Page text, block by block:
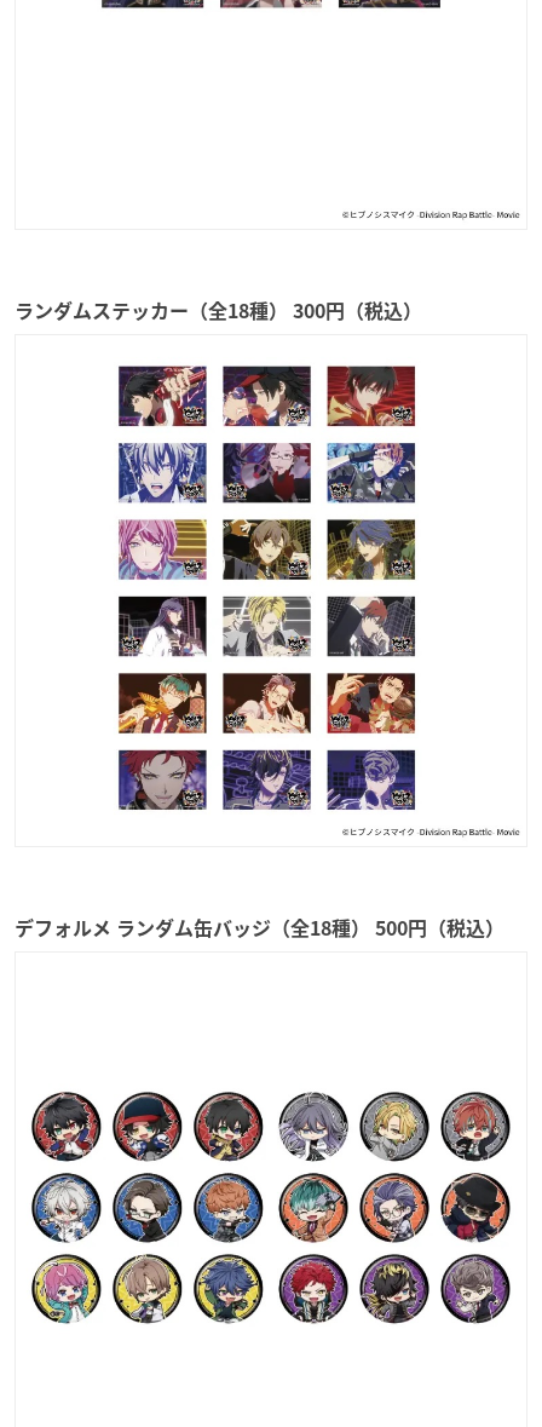
ランダムステッカー（全18種） 300円（税込）
デフォルメ ランダム缶バッジ（全18種） 500円（税込）